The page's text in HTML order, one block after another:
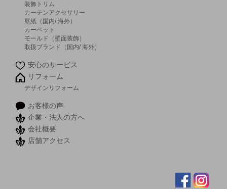
装飾トリム
カーテンアクセサリー
壁紙（国内/ 海外）
カーペット
モールド（壁面装飾）
取扱ブランド（国内/ 海外）
安心のサービス
リフォーム
デザインリフォーム
お客様の声
企業・法人の方へ
会社概要
店舗アクセス